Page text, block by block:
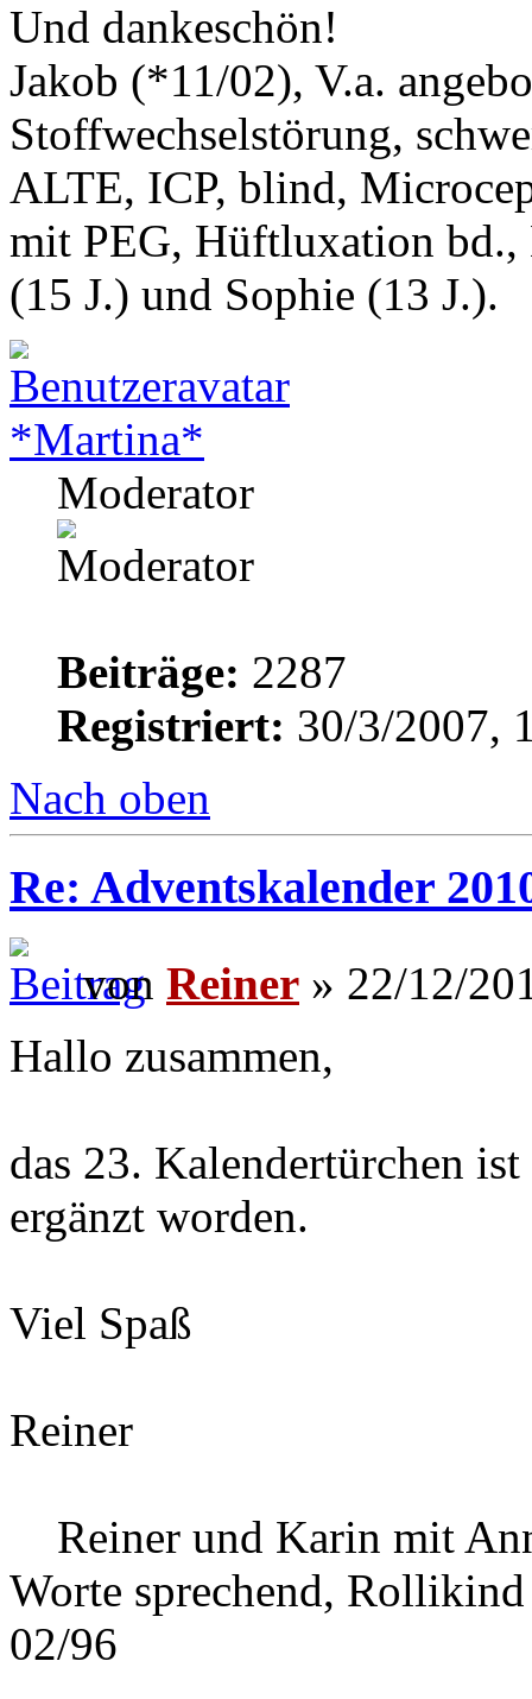
Und dankeschön!
Jakob (*11/02), V.a.
Stoffwechselstörung,
ALTE, ICP, blind,
mit PEG, Hüftluxation bd.,
(15 J.) und Sophie (13 J.).
*Martina*
Moderator
Beiträge: 2287
Registriert: 30/3/2007,
Nach oben
Re: Adventskalender
von Reiner » 22/12/
Hallo zusammen,
das 23. Kalendertürchen
ergänzt worden.
Viel Spaß
Reiner
Reiner und Karin mit
Worte sprechend,
02/96